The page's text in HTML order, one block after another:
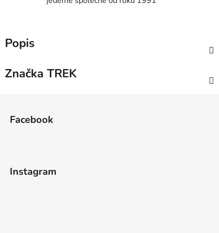
Popis
Značka TREK
Facebook
Instagram